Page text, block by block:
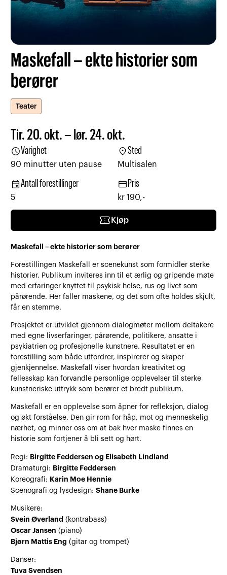
Maskefall – ekte historier som
berører
Teater
Tir. 20. okt. – lør. 24. okt.
scheduleVarighet
90 minutter uten pause
location_onSted
Multisalen
eventAntall forestillinger
5
credit_card Pris
kr 190,-
confirmation_number Kjøp
Maskefall – ekte historier som berører
Forestillingen Maskefall er scenekunst som formidler sterke
historier. Publikum inviteres inn til et ærlig og gripende møte
med erfaringer knyttet til psykisk helse, rus og livet som
pårørende. Her faller maskene, og det som ofte holdes skjult,
får en stemme.
Prosjektet er utviklet gjennom dialogmøter mellom deltakere
med egne livserfaringer, pårørende, politikere, ansatte i
psykiatrien og profesjonelle kunstnere. Resultatet er en
forestilling som både utfordrer, inspirerer og skaper
gjenkjennelse. Maskefall viser hvordan kreativitet og
fellesskap kan forvandle personlige opplevelser til sterke
kunstneriske uttrykk som berører et bredt publikum.
Maskefall er en opplevelse som åpner for refleksjon, dialog
og økt forståelse. Den gir rom for håp, mot og menneskelig
nærhet, og minner oss om at bak hver maske finnes en
historie som fortjener å bli sett og hørt.
Regi: Birgitte Feddersen og Elisabeth Lindland
Dramaturgi: Birgitte Feddersen
Koreografi: Karin Moe Hennie
Scenografi og lysdesign:Shane Burke
Musikere:
Svein Øverland (kontrabass)
Oscar Jansen (piano)
Bjørn Mattis Eng (gitar og trompet)
Danser:
Tuva Svendsen